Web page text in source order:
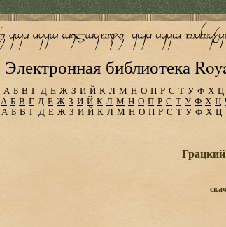
Электронная библиотека
А Б В Г Д Е Ж З И Й К Л М Н О П Р С Т У Ф Х Ц
А Б В Г Д Е Ж З И Й К Л М Н О П Р С Т У Ф Х Ц
А Б В Г Д Е Ж З И Й К Л М Н О П Р С Т У Ф Х Ц